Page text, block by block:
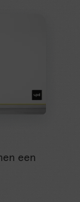
een